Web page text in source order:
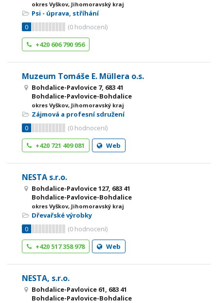
okres Vyškov, Jihomoravský kraj
Psi - úprava, stříhání
0
(0 hodnocení)
+420 606 790 956
Muzeum Tomáše E. Müllera o.s.
Bohdalice-Pavlovice 7, 683 41
Bohdalice-Pavlovice-Bohdalice
okres Vyškov, Jihomoravský kraj
Zájmová a profesní sdružení
0
(0 hodnocení)
+420 721 409 081
Web
NESTA s.r.o.
Bohdalice-Pavlovice 127, 683 41
Bohdalice-Pavlovice-Bohdalice
okres Vyškov, Jihomoravský kraj
Dřevařské výrobky
0
(0 hodnocení)
+420 517 358 978
Web
NESTA, s.r.o.
Bohdalice-Pavlovice 61, 683 41
Bohdalice-Pavlovice-Bohdalice